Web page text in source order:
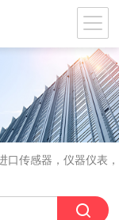
口传感器，仪器仪表